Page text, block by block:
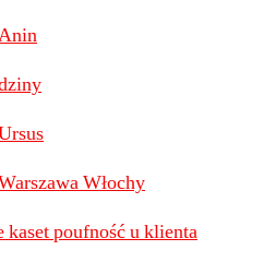
Włochy
poufność u klienta